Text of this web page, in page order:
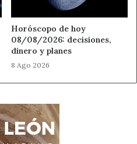
Horóscopo de hoy
08/08/2026: decisiones,
dinero y planes
8 Ago 2026